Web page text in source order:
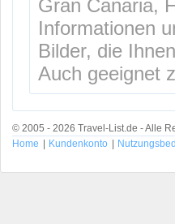
Gran Canaria,
Informationen
Bilder, die
Auch geeignet
© 2005 - 2026 Travel-List.de - Alle
Home
Kundenkonto